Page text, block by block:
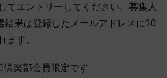
てエントリーしてください。募集人
果は登録したメールアドレスに10
ます。
楽部会員限定です